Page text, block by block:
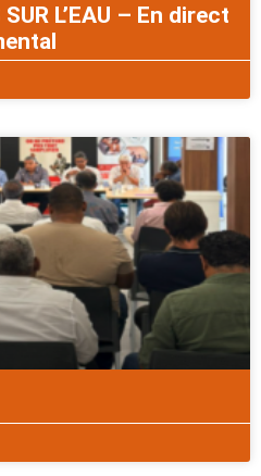
SUR L’EAU – En direct